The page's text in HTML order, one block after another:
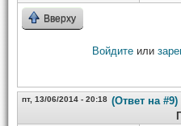
Вверху
Войдите или
пт, 13/06/2014 - 20:18 (Ответ на #9)